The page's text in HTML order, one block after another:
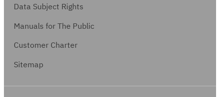
Data Subject Rights
Manuals for The Public
Customer Charter
Sitemap